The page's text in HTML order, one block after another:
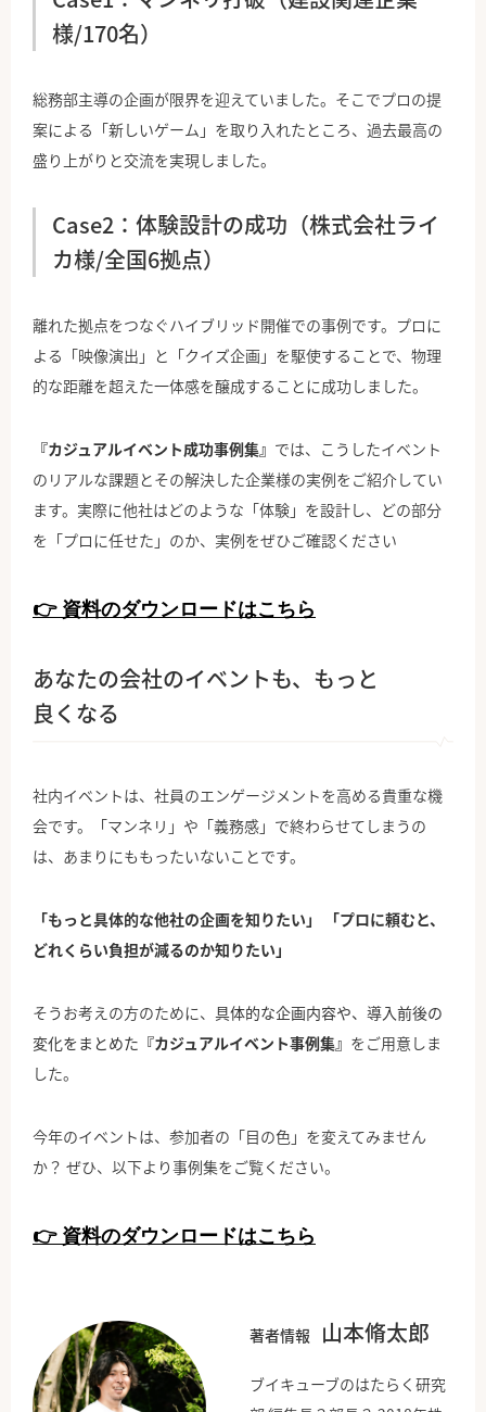
様/170名）
総務部主導の企画が限界を迎えていました。そこでプロの提
案による「新しいゲーム」を取り入れたところ、過去最高の
盛り上がりと交流を実現しました。
Case2：体験設計の成功（株式会社ライ
カ様/全国6拠点）
離れた拠点をつなぐハイブリッド開催での事例です。プロに
よる「映像演出」と「クイズ企画」を駆使することで、物理
的な距離を超えた一体感を醸成することに成功しました。
『カジュアルイベント成功事例集』 では、こうしたイベント
のリアルな課題とその解決した企業様の実例をご紹介してい
ます。実際に他社はどのような「体験」を設計し、どの部分
を「プロに任せた」のか、実例をぜひご確認ください
👉 資料のダウンロードはこちら
あなたの会社のイベントも、もっと
良くなる
社内イベントは、社員のエンゲージメントを高める貴重な機
会です。「マンネリ」や「義務感」で終わらせてしまうの
は、あまりにももったいないことです。
「もっと具体的な他社の企画を知りたい」 「プロに頼むと、
どれくらい負担が減るのか知りたい」
そうお考えの方のために、 具体的な企画内容や、導入前後の
変化をまとめた 『カジュアルイベント事例集』 をご用意しま
した。
今年のイベントは、参加者の「目の色」を変えてみません
か？ ぜひ、以下より事例集をご覧ください。
👉 資料のダウンロードはこちら
著者情報 山本脩太郎
ブイキューブのはたらく研究